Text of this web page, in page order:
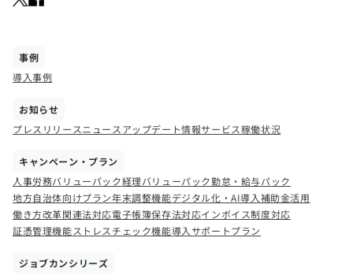
事例
導入事例
お知らせ
プレスリリースニュースアップデート情報サービス稼働状況
キャンペーン・プラン
人事労務バリューパック経理バリューパック勤怠・給与パック
地方自治体向けプラン年末調整機能デジタル化・AI導入補助金活用
働き方改革関連法対応電子帳簿保存法対応インボイス制度対応
証憑管理機能ストレスチェック機能導入サポートプラン
ジョブカンシリーズ